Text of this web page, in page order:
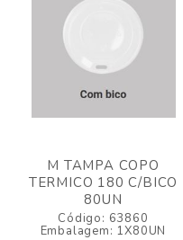
M TAMPA COPO
TERMICO 180 C/BICO
80UN
Código: 63860
Embalagem: 1X80UN